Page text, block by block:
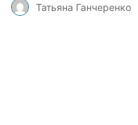
Татьяна Ганчеренко